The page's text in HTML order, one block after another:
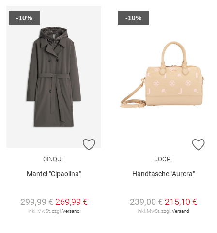
ZUR WUNSCHLISTE HINZUFÜGEN
CINQUE
Mantel "Cipaolina"
299,99 € 269,99 €
inkl. MwSt. zzgl. Versand
-10%
JOOP!
Handtasche "Aurora"
239,00 € 215,10 €
inkl. MwSt. zzgl. Versand
-10%